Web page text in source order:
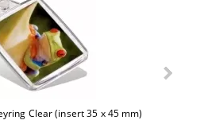
Clear (insert 35 x 45 mm)